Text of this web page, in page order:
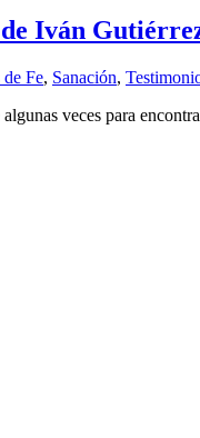
de Iván
de Fe, Sanación,
veces para